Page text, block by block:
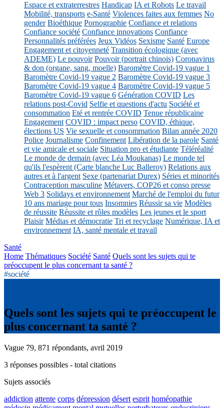
Espace et extraterrestres Handicap IA et Robots Le travail
Mobilité, transports e-Santé Violences faites aux femmes No
gender Bioéthique Pornographie Confiance et relations
Confiance société Confiance innovations Confiance
Personnalités préférées Jeux Vidéos Sexisme Santé Europe
Engagement et citoyenneté Transition écologique (avec
ADEME) Le pouvoir Pouvoir (portrait chinois) Coronavirus
& don (organe, sang, moelle) Baromètre Covid-19 vague 1
Baromètre Covid-19 vague 2 Baromètre Covid-19 vague 3
Baromètre Covid-19 vague 4 Baromètre Covid-19 vague 5
Baromètre Covid-19 vague 6 Génération COVID Les
relations post-Covid Selfie et questions d'actu Société et
consommation Eté et rentrée COVID Tenue républicaine
Engagement COVID : impact perso COVID, éthique,
élections US Vie sexuelle et consommation Bilan année 2020
Police Journalisme Confinement Libération de la parole Santé
et vie amicale et sociale Situation pro et étudiante Téléréalité
Le monde de demain (avec Léa Moukanas) Le monde tel
qu'ils l'espèrent (Carte blanche Luc Balleroy) Relations aux
autres et à l'argent Sexe (partenariat Durex) Séries et minorités
Contraception masculine Métavers, COP26 et conso presse
Web 3 Solidays et environnement Marché de l'emploi du futur
10 ans mariage pour tous Insomnies Réussir sa vie Modèles
de réussite Réussite et rôles modèles Les jeunes et le sport
Plaisir Médias et démocratie Tri et recyclage Numérique, IA et
environnement IA, santé mentale et travail
Santé
Home Thématiques Société Santé Quels sont les sujets qui te
préoccupent le plus concernant ta santé ?
#société
Quels sont les sujets qui te préoccupent le
plus concernant ta santé ?
Vague 79, 871 répondants, avril 2019
3 réponses possibles - total citations
Sujets associés
addiction attente corps dépression désert esprit homéopathie